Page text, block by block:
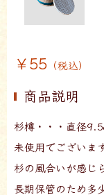
￥55 （税込）
商品説明
杉樽・・・直径
未使用でございます
杉の風合いが感じ
長期保管のため多